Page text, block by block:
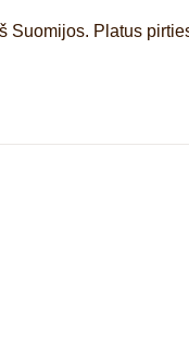
Platus